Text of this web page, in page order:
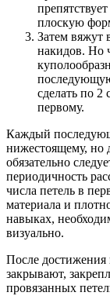
плоскую
Затем вяжут
накидов. Но
сделать по 2
первому.
Каждый
нижестоящему, но
обязательно
периодичность
числа петель в
материала и
навыках,
визуально.
После достижения
закрывают,
провязанных